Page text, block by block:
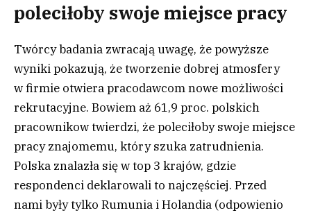
poleciłoby swoje miejsce pracy
Twórcy badania zwracają uwagę, że powyższe
wyniki pokazują, że tworzenie dobrej atmosfery
w firmie otwiera pracodawcom nowe możliwości
rekrutacyjne. Bowiem aż 61,9 proc. polskich
pracownikow twierdzi, że poleciłoby swoje miejsce
pracy znajomemu, który szuka zatrudnienia.
Polska znalazła się w top 3 krajów, gdzie
respondenci deklarowali to najczęściej. Przed
nami były tylko Rumunia i Holandia (odpowienio